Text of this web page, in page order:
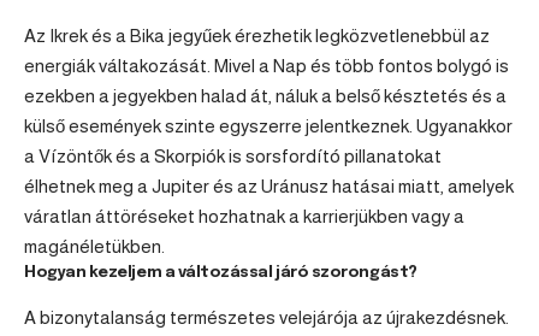
Az Ikrek és a Bika jegyűek érezhetik legközvetlenebbül az
energiák váltakozását. Mivel a Nap és több fontos bolygó is
ezekben a jegyekben halad át, náluk a belső késztetés és a
külső események szinte egyszerre jelentkeznek. Ugyanakkor
a Vízöntők és a Skorpiók is sorsfordító pillanatokat
élhetnek meg a Jupiter és az Uránusz hatásai miatt, amelyek
váratlan áttöréseket hozhatnak a karrierjükben vagy a
magánéletükben.
Hogyan kezeljem a változással járó szorongást?
A bizonytalanság természetes velejárója az újrakezdésnek.